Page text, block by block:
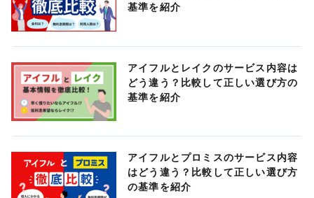
基準を紹介
アイフルとレイクのサービス内容は
どう違う？比較して正しい選び方の
基準を紹介
アイフルとプロミスのサービス内容
はどう違う？比較して正しい選び方
の基準を紹介